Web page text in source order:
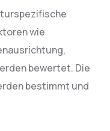
wie
bewertet. Die
bestimmt und